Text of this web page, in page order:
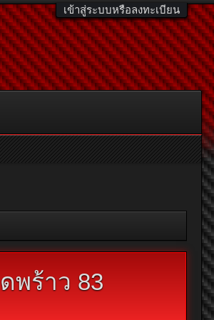
เข้าสู่ระบบหรือลงทะเบียน
พร้าว 83